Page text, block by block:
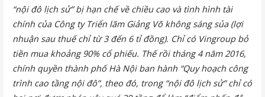
“nội đô lịch sử” bị hạn chế về chiều cao và tình hình tài
chính của Công ty Triển lãm Giảng Võ không sáng sủa (lợi
nhuận sau thuế chỉ từ 3 đến 6 tỉ đồng). Chỉ có Vingroup bỏ
tiền mua khoảng 90% cổ phiếu. Thế rồi tháng 4 năm 2016,
chính quyền thành phố Hà Nội ban hành “Quy hoạch công
trình cao tầng nội đô”, theo đó, trong “nội đô lịch sử” chỉ có